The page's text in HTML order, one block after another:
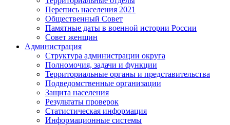
Перепись населения 2021
Общественный Совет
Памятные даты в военной истории России
Совет женщин
Администрация
Структура администрации округа
Полномочия, задачи и функции
Территориальные органы и представительства
Подведомственные организации
Защита населения
Результаты проверок
Статистическая информация
Информационные системы